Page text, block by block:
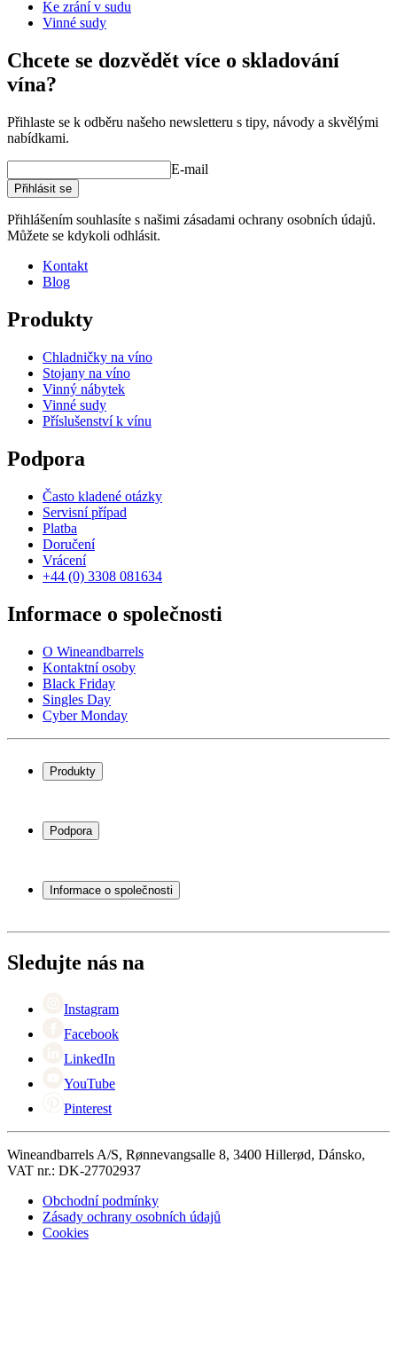
Výška (cm)3.2
Šířka (cm)2.7
Ke zrání v sudu
Vinné sudy
Chcete se dozvědět více o skladování
vína?
Přihlaste se k odběru našeho newsletteru s tipy, návody a skvělými
nabídkami.
E-mail
Přihlásit se
Přihlášením souhlasíte s našimi zásadami ochrany osobních údajů.
Můžete se kdykoli odhlásit.
Kontakt
Blog
Produkty
Chladničky na víno
Stojany na víno
Vinný nábytek
Vinné sudy
Příslušenství k vínu
Podpora
Často kladené otázky
Servisní případ
Platba
Doručení
Vrácení
+44 (0) 3308 081634
Informace o společnosti
O Wineandbarrels
Kontaktní osoby
Black Friday
Singles Day
Cyber Monday
Produkty
Stojany na víno
Vinný nábytek
Podpora
Servisní případ
Platba
Vrácení
Informace o společnosti
Black Friday
Singles Day
Sledujte nás na
Instagram
Facebook
LinkedIn
YouTube
Pinterest
Wineandbarrels A/S, Rønnevangsalle 8, 3400 Hillerød, Dánsko,
VAT nr.: DK-27702937
Obchodní podmínky
Zásady ochrany osobních údajů
Cookies